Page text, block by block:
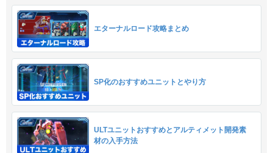
エターナルロード攻略まとめ
SP化のおすすめユニットとやり方
ULTユニットおすすめとアルティメット開発素
材の入手方法